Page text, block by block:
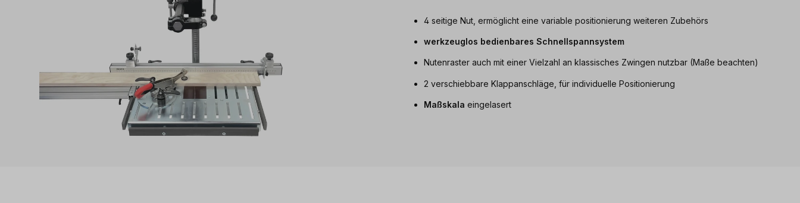
4 seitige Nut, ermöglicht eine variable positionierung weiteren Zubehörs
werkzeuglos bedienbares Schnellspannsystem
Nutenraster auch mit einer Vielzahl an klassisches Zwingen nutzbar (Maße beachten)
2 verschiebbare Klappanschläge, für individuelle Positionierung
Maßskala eingelasert